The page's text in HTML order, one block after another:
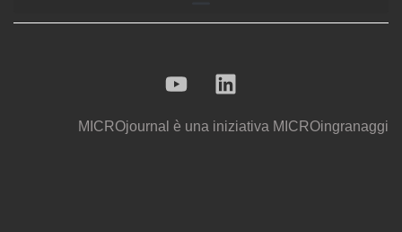
MICROjournal è una iniziativa MICROingranaggi